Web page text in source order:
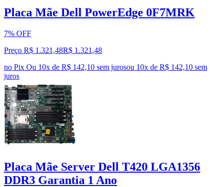
Placa Mãe Dell PowerEdge 0F7MRK
7% OFF
Preço R$ 1.321,48R$ 1.321 ,48
no Pix Ou 10x de R$ 142,10 sem jurosou 10x de R$ 142,10 sem
juros
Placa Mãe Server Dell T420 LGA1356
DDR3 Garantia 1 Ano